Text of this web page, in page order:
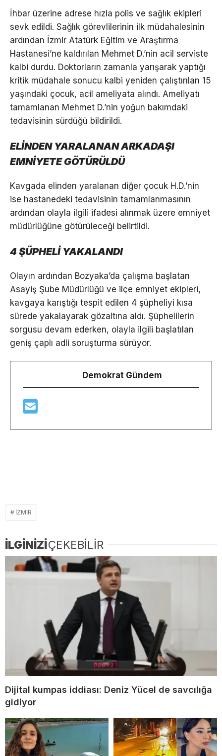
İhbar üzerine adrese hızla polis ve sağlık ekipleri
sevk edildi. Sağlık görevlilerinin ilk müdahalesinin
ardından İzmir Atatürk Eğitim ve Araştırma
Hastanesi’ne kaldırılan Mehmet D.’nin acil serviste
kalbi durdu. Doktorların zamanla yarışarak yaptığı
kritik müdahale sonucu kalbi yeniden çalıştırılan 15
yaşındaki çocuk, acil ameliyata alındı. Ameliyatı
tamamlanan Mehmet D.’nin yoğun bakımdaki
tedavisinin sürdüğü bildirildi.
ELİNDEN YARALANAN ARKADAŞI
EMNİYETE GÖTÜRÜLDÜ
Kavgada elinden yaralanan diğer çocuk H.D.’nin
ise hastanedeki tedavisinin tamamlanmasının
ardından olayla ilgili ifadesi alınmak üzere emniyet
müdürlüğüne götürüleceği belirtildi.
4 ŞÜPHELİ YAKALANDI
Olayın ardından Bozyaka’da çalışma başlatan
Asayiş Şube Müdürlüğü ve ilçe emniyet ekipleri,
kavgaya karıştığı tespit edilen 4 şüpheliyi kısa
sürede yakalayarak gözaltına aldı. Şüphelilerin
sorgusu devam ederken, olayla ilgili başlatılan
geniş çaplı adli soruşturma sürüyor.
Demokrat Gündem
IZMIR
İLGİNİZİÇEKEBİLİR
Dijital kumpas iddiası: Deniz Yücel de savcılığa
gidiyor